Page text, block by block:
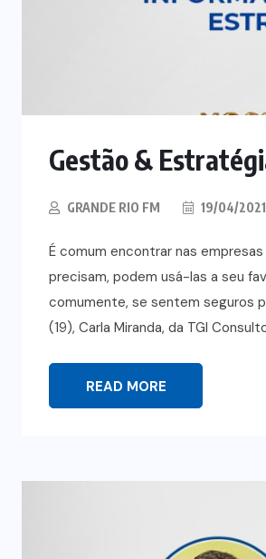
Gestão &
GRANDE RIO FM 19/04/2021
É comum encontrar nas
precisam, podem usá-las a seu
comumente, se sentem seguros
(19), Carla Miranda, da TGI
READ MORE